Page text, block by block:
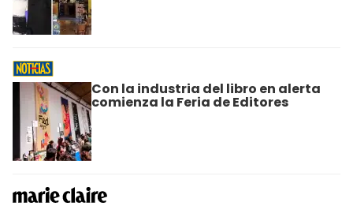
Con la industria del libro en alerta
comienza la Feria de Editores